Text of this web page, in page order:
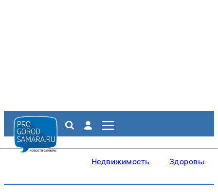
Недвижимость Здоровье